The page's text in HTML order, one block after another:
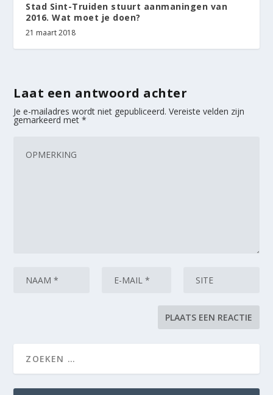
Stad Sint-Truiden stuurt aanmaningen van
2016. Wat moet je doen?
21 maart 2018
Laat een antwoord achter
Je e-mailadres wordt niet gepubliceerd. Vereiste velden zijn
gemarkeerd met*